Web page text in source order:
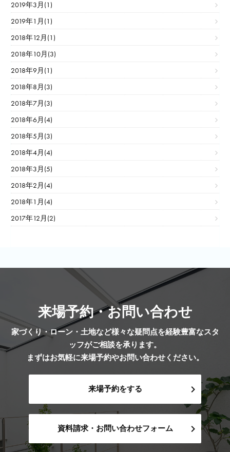
2019年3月(1)
2019年1月(1)
2018年12月(1)
2018年10月(3)
2018年9月(1)
2018年8月(3)
2018年7月(3)
2018年6月(4)
2018年5月(3)
2018年4月(4)
2018年3月(5)
2018年2月(4)
2018年1月(4)
2017年12月(2)
来場予約・お問い合わせ
家づくり・ローン・土地など様々な疑問点を経験豊富なスタ
ッフがご相談を承ります。
まずはお気軽に来場予約やお問い合わせください。
来場予約をする
資料請求・お問い合わせフォーム